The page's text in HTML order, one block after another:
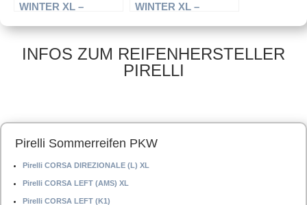
WINTER XL –
255/50 R20 109 V –
Winterreifen
WINTER XL –
235/60 R18 107 H –
Winterreifen
INFOS ZUM REIFENHERSTELLER
PIRELLI
Pirelli Sommerreifen PKW
Pirelli CORSA DIREZIONALE (L) XL
Pirelli CORSA LEFT (AMS) XL
Pirelli CORSA LEFT (K1)